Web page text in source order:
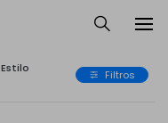
Estilo
Filtros